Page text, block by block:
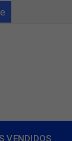
VENDIDOS